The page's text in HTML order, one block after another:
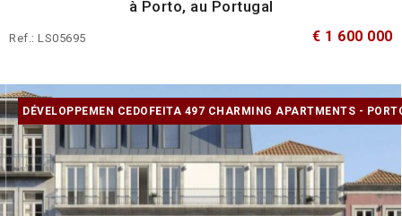
à Porto, au Portugal
Ref.: LS05695 € 1 600 000
DÉVELOPPEMEN CEDOFEITA 497 CHARMING APARTMENTS -